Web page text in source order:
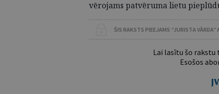
vērojams patvēruma lietu
ŠIS RAKSTS PIEEJAMS “JURISTA VĀRDA”
Lai lasītu šo rakstu
Esošos